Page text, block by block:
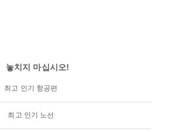
놓치지 마십시오!
최고 인기 항공편
최고 인기 노선